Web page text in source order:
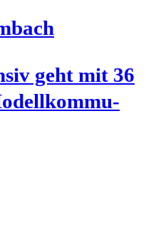
geht mit 36